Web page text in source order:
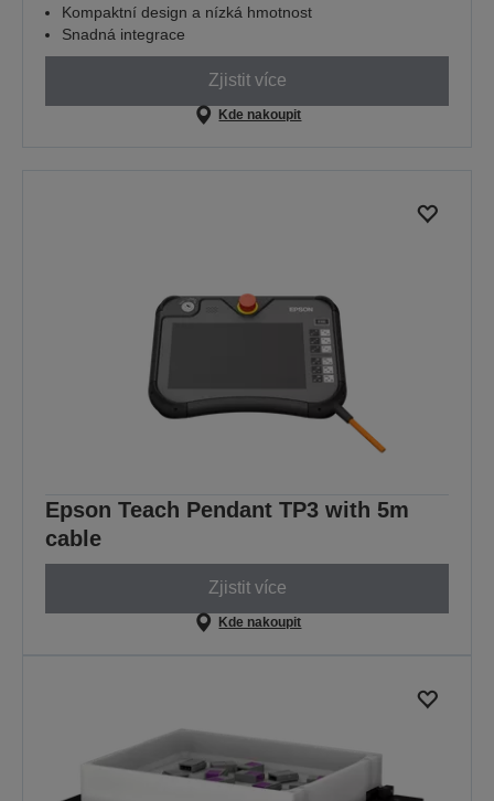
Kompaktní design a nízká hmotnost
Snadná integrace
Zjistit více
Kde nakoupit
Epson Teach Pendant TP3 with 5m
cable
Zjistit více
Kde nakoupit